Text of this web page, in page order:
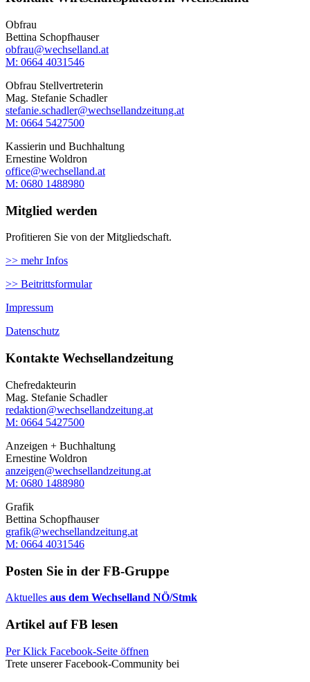
Obfrau
Bettina Schopfhauser
obfrau@wechselland.at
M: 0664 4031546
Obfrau Stellvertreterin
Mag. Stefanie Schadler
stefanie.schadler@wechsellandzeitung.at
M: ‭0664 5427500‬
Kassierin und Buchhaltung
Ernestine Woldron
office@wechselland.at
M: ‭0680 1488980‬
Mitglied werden
Profitieren Sie von der Mitgliedschaft.
>> mehr Infos
>> Beitrittsformular
Impressum
Datenschutz
Kontakte Wechsellandzeitung
Chefredakteurin
Mag. Stefanie Schadler
redaktion@wechsellandzeitung.at
M: 0664 5427500‬
Anzeigen + Buchhaltung
Ernestine Woldron
anzeigen@wechsellandzeitung.at
M: ‭0680 1488980‬
Grafik
Bettina Schopfhauser
grafik@wechsellandzeitung.at
M: 0664 4031546
Posten Sie in der FB-Gruppe
Aktuelles aus dem Wechselland NÖ/Stmk
Artikel auf FB lesen
Per Klick Facebook-Seite öffnen
Trete unserer Facebook-Community bei